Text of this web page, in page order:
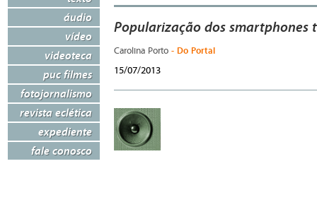
áudio
vídeo
videoteca
puc filmes
fotojornalismo
revista eclética
expediente
fale conosco
Popularização dos smartphones
Carolina Porto - Do Portal
15/07/2013